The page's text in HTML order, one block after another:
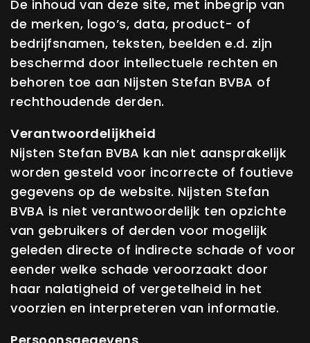
De inhoud van deze site, met inbegrip van
de merken, logo’s, data, product- of
bedrijfsnamen, teksten, beelden e.d. zijn
beschermd door intellectuele rechten en
behoren toe aan Nijsten Stefan BVBA of
rechthoudende derden.
Verantwoordelijkheid
Nijsten Stefan BVBA kan niet aansprakelijk
worden gesteld voor incorrecte of foutieve
gegevens op de website. Nijsten Stefan
BVBA is niet verantwoordelijk ten opzichte
van gebruikers of derden voor mogelijk
geleden directe of indirecte schade of voor
eender welke schade veroorzaakt door
haar nalatigheid of vergetelheid in het
voorzien en interpreteren van informatie.